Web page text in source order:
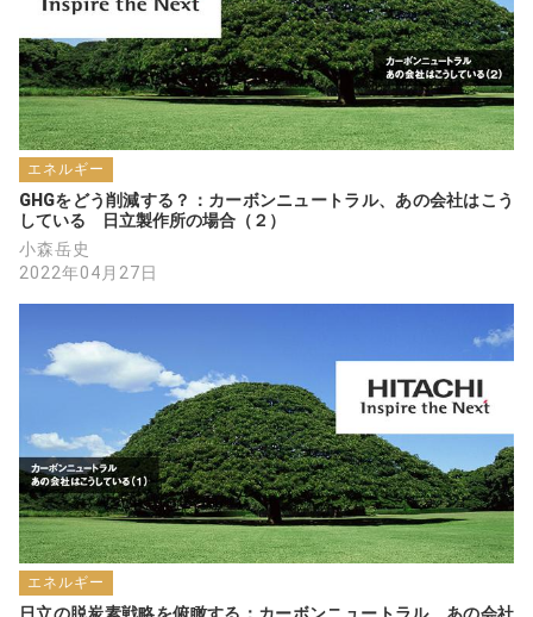
エネルギー
GHGをどう削減する？：カーボンニュートラル、あの会社はこう
している　日立製作所の場合（２）
小森岳史
2022年04月27日
エネルギー